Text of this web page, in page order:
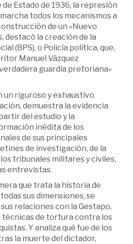
Estado de 1936, la represión
todos los mecanismos a
de un «Nuevo
destacó la creación de la
(BPS), o Policía política, que,
Manuel Vázquez
guardia pretoriana»
un riguroso y exhaustivo
demuestra la evidencia
del estudio y la
inédita de los
de sus principales
de investigación, de la
tribunales militares y civiles,
entrevistas.
que trata la historia de
sus dimensiones, se
relaciones con la Gestapo,
técnicas de tortura contra los
Y analiza qué fue de los
la muerte del dictador,